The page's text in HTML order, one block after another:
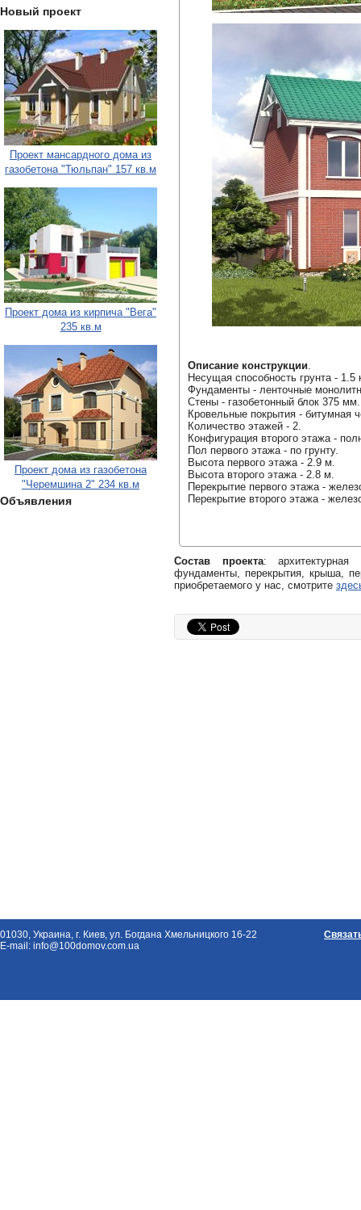
Новый проект
Проект мансардного дома из
газобетона "Тюльпан" 157 кв.м
Проект дома из кирпича "Вега"
235 кв.м
Проект дома из газобетона
"Черемшина 2" 234 кв.м
Объявления
Описание конструкции.
Несущая способность грунта - 1.5
Фундаменты - ленточные
Стены - газобетонный блок 375 мм.
Кровельные покрытия - битумная
Количество этажей - 2.
Конфигурация второго этажа -
Пол первого этажа - по грунту.
Высота первого этажа - 2.9 м.
Высота второго этажа - 2.8 м.
Перекрытие первого этажа -
Перекрытие второго этажа -
Состав проекта:
фундаменты, перекрытия, крыша,
приобретаемого у нас, смотрите
01030, Украина, г. Киев, ул. Богдана Хмельницкого 16-22
E-mail: info@100domov.com.ua